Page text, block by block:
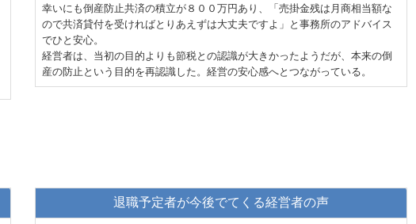
幸いにも倒産防止共済の積立が８００万円あり、「売掛金残は月商相当額な
ので共済貸付を受ければとりあえずは大丈夫ですよ」と事務所のアドバイス
でひと安心。
経営者は、当初の目的よりも節税との認識が大きかったようだが、本来の倒
産の防止という目的を再認識した。経営の安心感へとつながっている。
退職予定者が今後でてくる経営者の声